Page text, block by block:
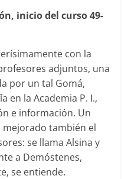
inicio del curso 49-
con la
adjuntos, una
por un tal Gomá,
en la Academia P. I.,
e información. Un
mejorado también el
se llama Alsina y
a Demóstenes,
se entiende.